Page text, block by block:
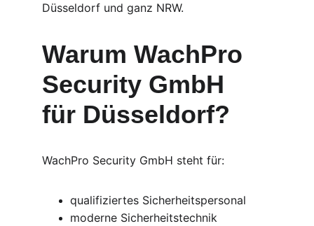
Düsseldorf und ganz NRW.
Warum WachPro
Security GmbH
für Düsseldorf?
WachPro Security GmbH steht für:
qualifiziertes Sicherheitspersonal
moderne Sicherheitstechnik